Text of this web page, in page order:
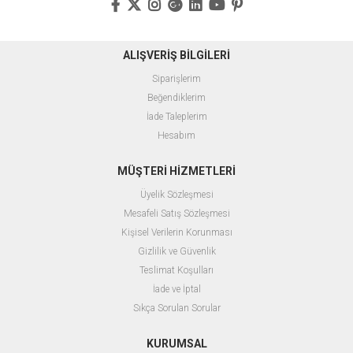
ALIŞVERİŞ BİLGİLERİ
Siparişlerim
Beğendiklerim
İade Taleplerim
Hesabım
MÜŞTERİ HİZMETLERİ
Üyelik Sözleşmesi
Mesafeli Satış Sözleşmesi
Kişisel Verilerin Korunması
Gizlilik ve Güvenlik
Teslimat Koşulları
İade ve İptal
Sıkça Sorulan Sorular
KURUMSAL